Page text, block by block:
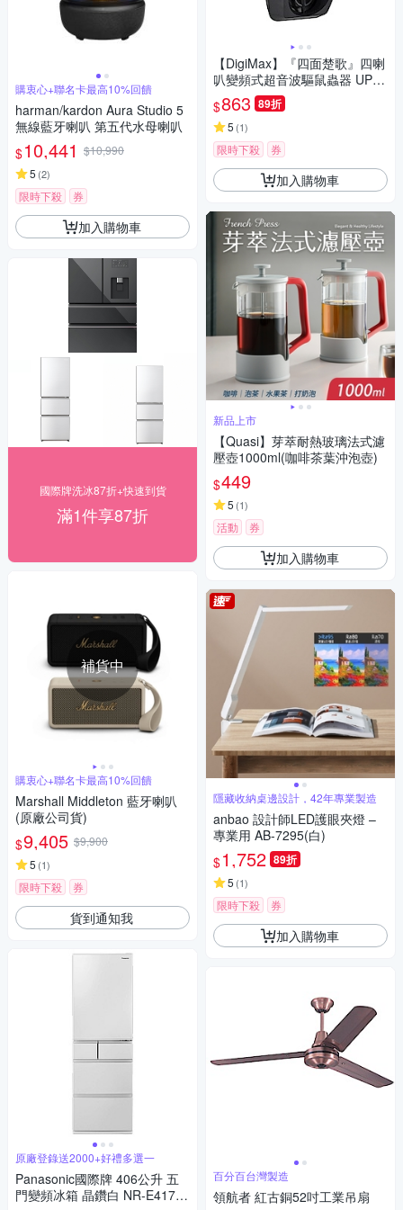
購衷心+聯名卡最高10%回饋
harman/kardon Aura Studio 5
無線藍牙喇叭 第五代水母喇叭
$10,441 $10,990
5 (2)
限時下殺 券
加入購物車
國際牌洗冰87折+快速到貨
滿1件享87折
補貨中
購衷心+聯名卡最高10%回饋
Marshall Middleton 藍牙喇叭
(原廠公司貨)
$9,405 $9,900
5 (1)
限時下殺 券
貨到通知我
原廠登錄送2000+好禮多選一
Panasonic國際牌 406公升 五
門變頻冰箱 晶鑽白 NR-E417X
【DigiMax】『四面楚歌』四喇
叭變頻式超音波驅鼠蟲器 UP-1
BA [超音波驅鼠][磁震波驅蟲]
[黃光驅蚊蟲燈]
$863 89折
5 (1)
限時下殺 券
加入購物車
新品上市
【Quasi】芽萃耐熱玻璃法式濾
壓壺1000ml(咖啡茶葉沖泡壺)
$449
5 (1)
活動 券
加入購物車
隱藏收納桌邊設計，42年專業製造
anbao 設計師LED護眼夾燈 –
專業用 AB-7295(白)
$1,752 89折
5 (1)
限時下殺 券
加入購物車
百分百台灣製造
領航者 紅古銅52吋工業吊扇